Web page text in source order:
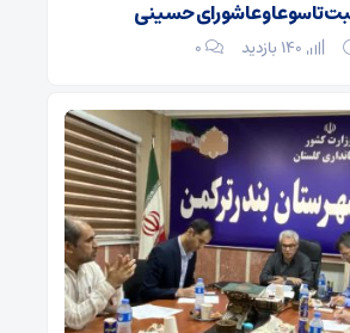
تاسوعا و عاشورای حسینی
۰